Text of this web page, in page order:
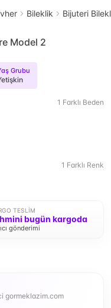
Bileklik Bijuteri
Model 2
Grubu
1 Farklı Beden
1 Farklı Renk
TESLIM
bugün kargoda
gönderimi
gormeklazim.com